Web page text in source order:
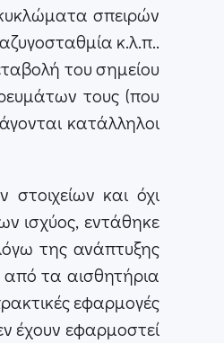
σπειρών
κ.λ.π..
του σημείου
τους (που
κατάλληλοι
και όχι
ισχύος, εντάθηκε
της ανάπτυξης
τα αισθητήρια
εφαρμογές
έχουν εφαρμοστεί